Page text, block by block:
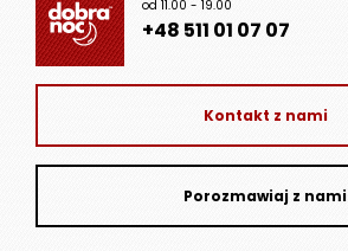
od 11.00 - 19.00
+48 511 01 07 07
Kontakt z nami
Porozmawiaj z nami